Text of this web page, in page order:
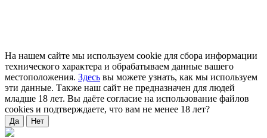
На нашем сайте мы используем cookie для сбора информации
технического характера и обрабатываем данные вашего
местоположения. Здесь вы можете узнать, как мы используем
эти данные. Также наш сайт не предназначен для людей
младше 18 лет. Вы даёте согласие на использование файлов
cookies и подтверждаете, что вам не менее 18 лет?
Да Нет